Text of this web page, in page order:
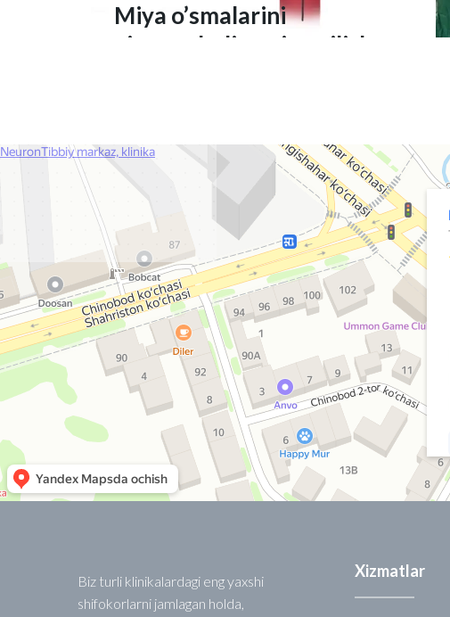
Miya o’smalarini
ximoembolizatsiya qilish
Biz turli klinikalardagi eng yaxshi
shifokorlarni jamlagan holda,
Xizmatlar